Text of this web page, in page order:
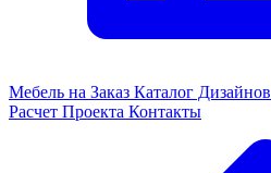
Мебель на Заказ Каталог Дизайнов
Расчет Проекта Контакты